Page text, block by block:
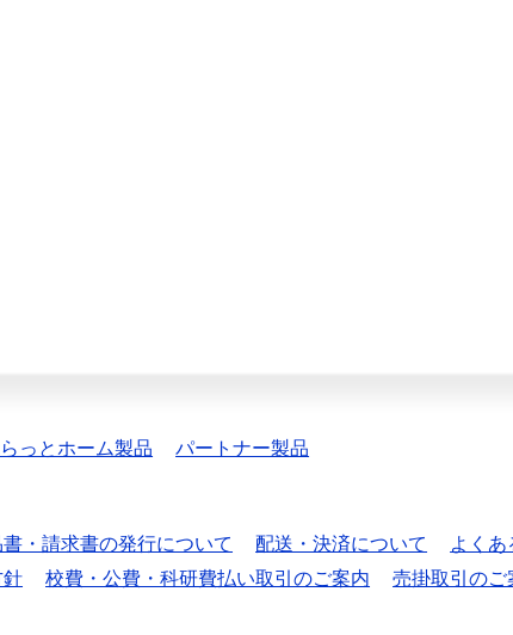
っとホーム製品 パートナー製品
・請求書の発行について 配送・決済について
よくあ
針 校費・公費・科研費払い取引のご案内 売掛取引のご